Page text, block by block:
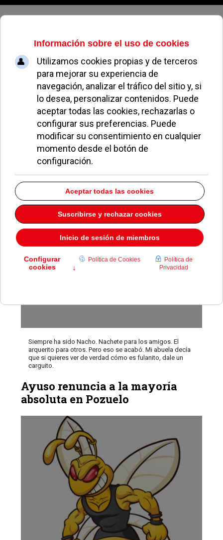
Viernes, 07 de agosto de 2026
Estás nominado para...
Nachete el arquero: lo que natura
no da…
Siempre ha sido Nacho. Nachete para los amigos. El
arquerito para otros. Pero eso se acabó. Mi abuela decía
que si quieres ver de verdad cómo es fulanito, dale un
carguito.
Ayuso renuncia a la mayoría
absoluta en Pozuelo